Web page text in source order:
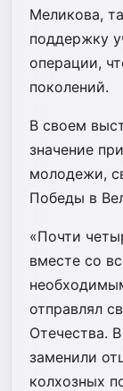
Меликова,
поддержку
операции,
поколений.
В своем
значение
молодежи,
Победы в
«Почти
вместе со
отправлял
Отечества.
заменили
колхозных